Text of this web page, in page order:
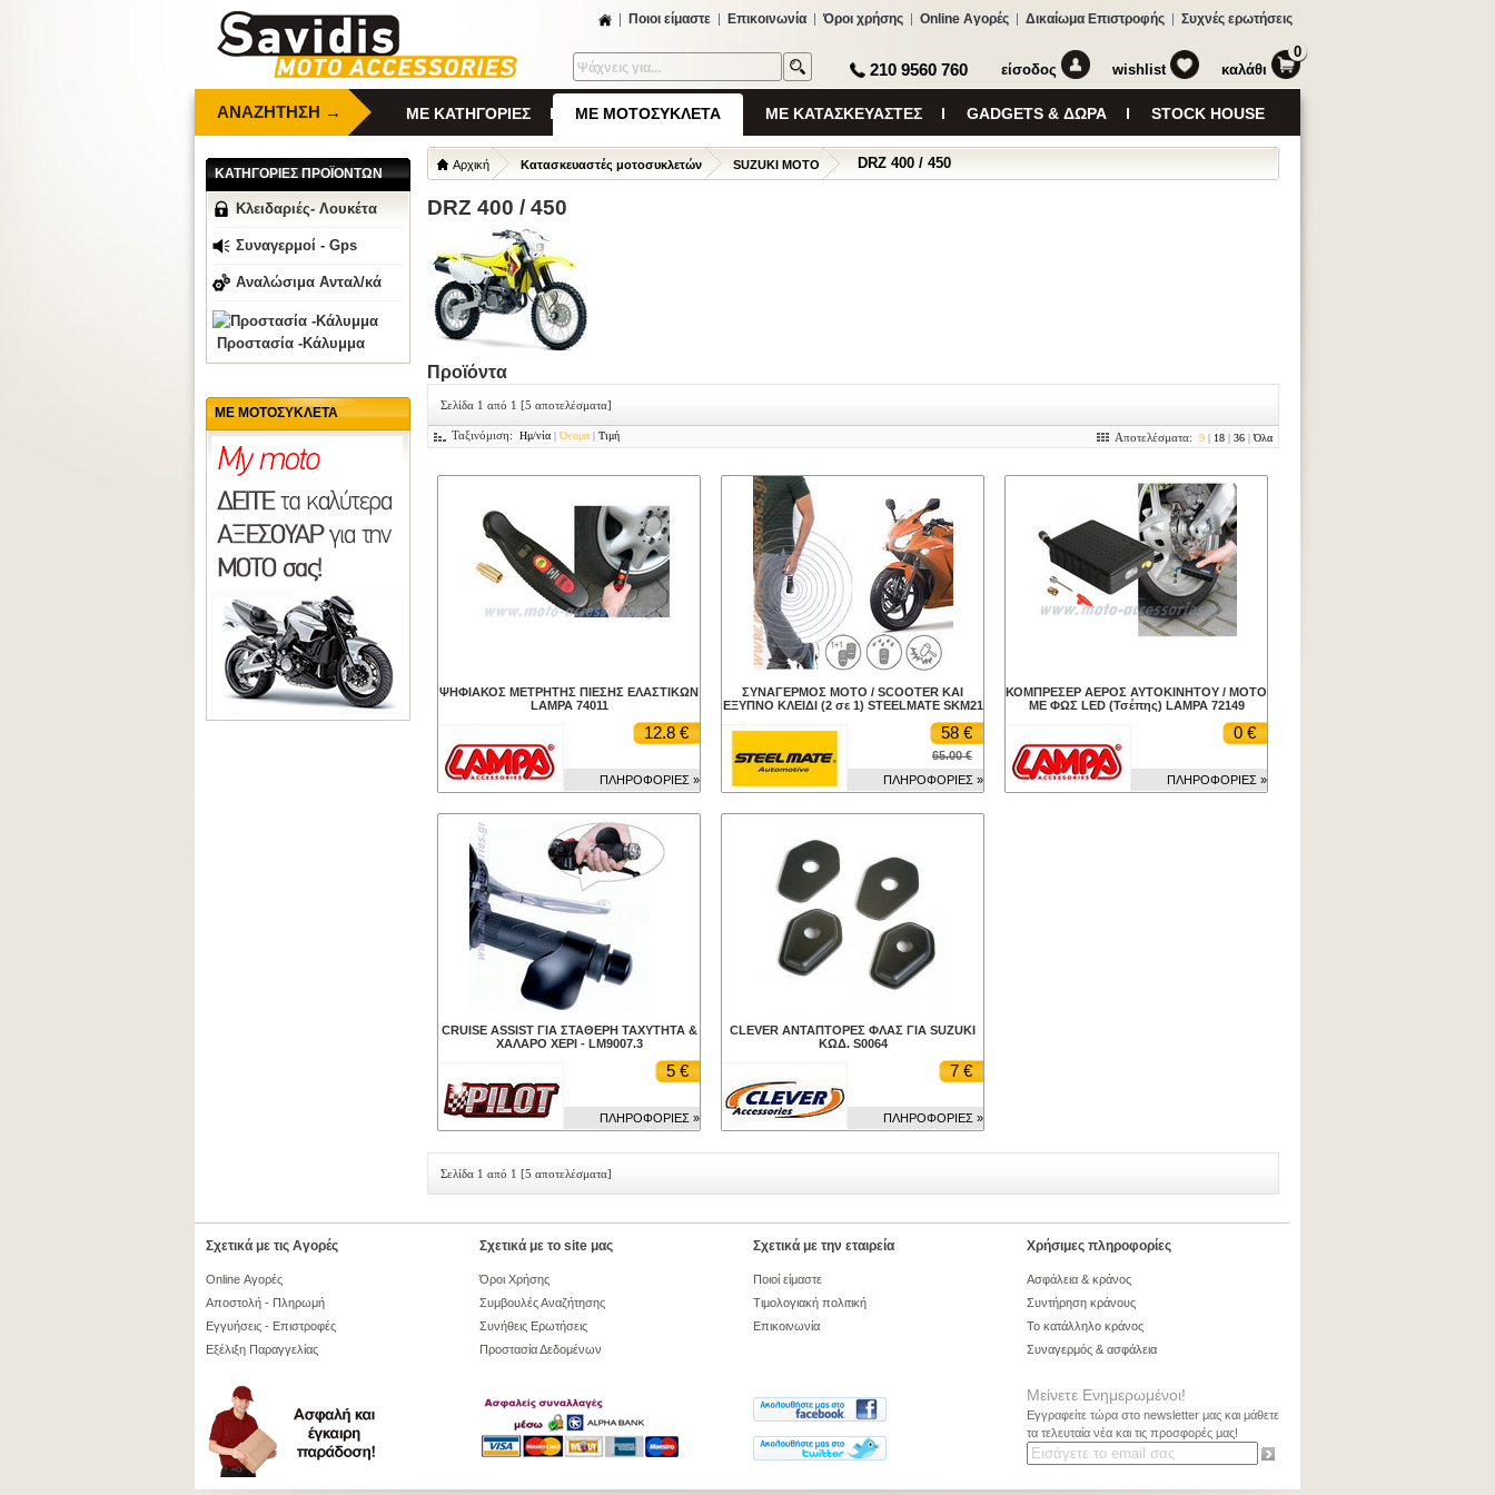
Ποιοι είμαστε Επικοινωνία Όροι χρήσης Online Αγορές Δικαίωμα Επιστροφής Συχνές ερωτήσεις
καλάθι
0
wishlist
είσοδος
210 9560 760
ΑΝΑΖΗΤΗΣΗ → ΜΕ ΚΑΤΗΓΟΡΙΕΣ ΜΕ ΜΟΤΟΣΥΚΛΕΤΑ ΜΕ ΚΑΤΑΣΚΕΥΑΣΤΕΣ GADGETS & ΔΩΡΑ STOCK HOUSE
Αρχική Κατασκευαστές μοτοσυκλετών SUZUKI MOTO DRZ 400 / 450
DRZ 400 / 450
Προϊόντα
Σελίδα 1 από 1 [5 αποτελέσματα]
Ταξινόμιση: Ημ/νία |Όνομα | Τιμή Αποτελέσματα: 9| 18| 36|Όλα
ΨΗΦΙΑΚΟΣ ΜΕΤΡΗΤΗΣ ΠΙΕΣΗΣ ΕΛΑΣΤΙΚΩΝ
LAMPA 74011
12.8 €
ΠΛΗΡΟΦΟΡΙΕΣ »
ΣΥΝΑΓΕΡΜΟΣ ΜΟΤΟ / SCOOTER ΚΑΙ
ΕΞΥΠΝΟ ΚΛΕΙΔΙ (2 σε 1) STEELMATE SKM21
58 €
65.00 €
ΠΛΗΡΟΦΟΡΙΕΣ »
ΚΟΜΠΡΕΣΕΡ ΑΕΡΟΣ ΑΥΤΟΚΙΝΗΤΟΥ / ΜΟΤΟ
ΜΕ ΦΩΣ LED (Τσέπης) LAMPA 72149
0 €
ΠΛΗΡΟΦΟΡΙΕΣ »
CRUISE ASSIST ΓΙΑ ΣΤΑΘΕΡΗ ΤΑΧΥΤΗΤΑ &
ΧΑΛΑΡΟ ΧΕΡΙ - LM9007.3
5 €
ΠΛΗΡΟΦΟΡΙΕΣ »
CLEVER ΑΝΤΑΠΤΟΡΕΣ ΦΛΑΣ ΓΙΑ SUZUKI
ΚΩΔ. S0064
7 €
ΠΛΗΡΟΦΟΡΙΕΣ »
Σελίδα 1 από 1 [5 αποτελέσματα]
ΚΑΤΗΓΟΡΙΕΣ ΠΡΟΪΟΝΤΩΝ
Κλειδαριές- Λουκέτα
Συναγερμοί - Gps
Αναλώσιμα Ανταλ/κά
Προστασία -Κάλυμμα
ΜΕ ΜΟΤΟΣΥΚΛΕΤΑ
Σχετικά με τις Αγορές
Online Αγορές
Αποστολή - Πληρωμή
Εγγυήσεις - Επιστροφές
Εξέλιξη Παραγγελίας
Σχετικά με το site μας
Όροι Χρήσης
Συμβουλές Αναζήτησης
Συνήθεις Ερωτήσεις
Προστασία Δεδομένων
Σχετικά με την εταιρεία
Ποιοί είμαστε
Τιμολογιακή πολιτική
Επικοινωνία
Χρήσιμες πληροφορίες
Ασφάλεια & κράνος
Συντήρηση κράνους
Το κατάλληλο κράνος
Συναγερμός & ασφάλεια
Μείνετε Ενημερωμένοι!
Εγγραφείτε τώρα στο newsletter μας και μάθετε
τα τελευταία νέα και τις προσφορές μας!